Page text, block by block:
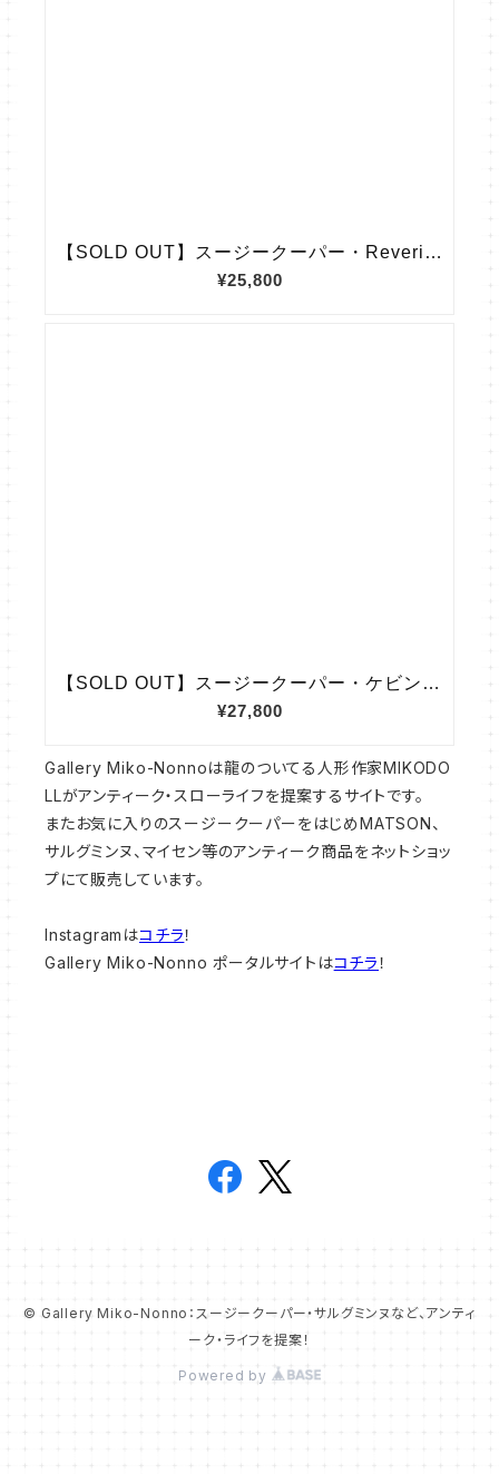
Gallery Miko-Nonnoは龍のついてる人形作家MIKODO
LLがアンティーク・スローライフを提案するサイトです。
またお気に入りのスージークーパーをはじめMATSON、
サルグミンヌ、マイセン等のアンティーク商品をネットショッ
プにて販売しています。
Instagramはコチラ！
Gallery Miko-Nonno ポータルサイトはコチラ！
© Gallery Miko-Nonno：スージークーパー・サルグミンヌなど、アンティ
ーク・ライフを提案！
Powered by